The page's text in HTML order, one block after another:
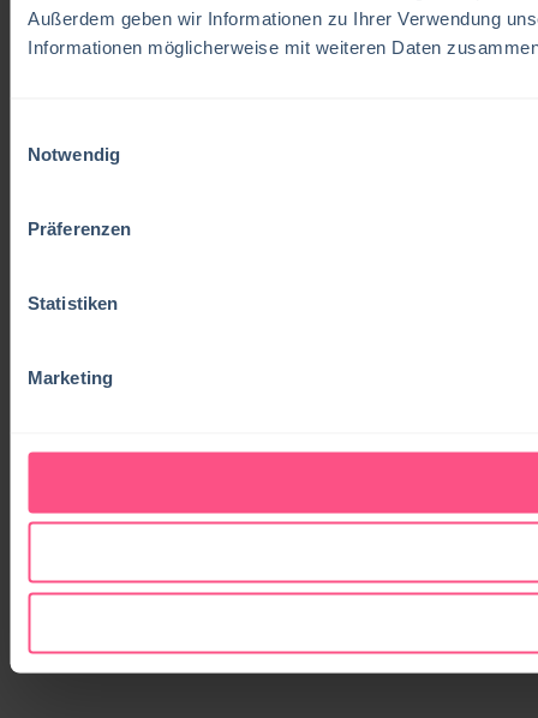
Außerdem geben wir Informationen zu Ihrer Verwendung
Informationen möglicherweise mit weiteren Daten
Notwendig
Präferenzen
Statistiken
Marketing